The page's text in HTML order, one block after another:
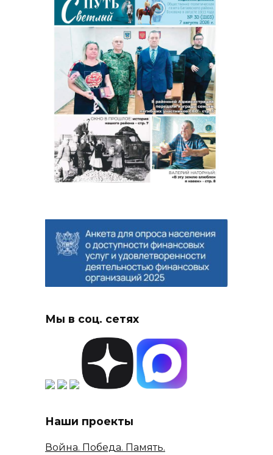
Мы в соц. сетях
Наши проекты
Война. Победа. Память.